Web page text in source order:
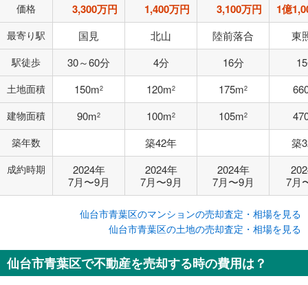
価格 3,300万円 1,400万円 3,100万円 1億
最寄り駅 国見 北山 陸前落合 東
駅徒歩 30～60分 4分 16分
土地面積 150m2 120m2 175m2
建物面積 90m2 100m2 105m2
築年数 築42年 築
成約時期
2024年
7月〜9月
2024年
7月〜9月
2024年
7月〜9月
7月
仙台市青葉区のマンションの売却査定・相場を見る
仙台市青葉区の土地の売却査定・相場を見る
仙台市青葉区で不動産を売却する時の費用は？